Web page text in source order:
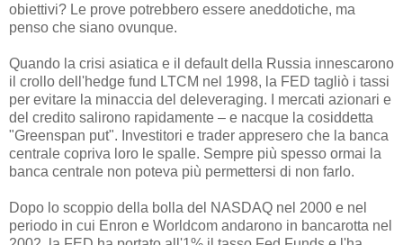
obiettivi? Le prove potrebbero essere aneddotiche, ma
penso che siano ovunque.
Quando la crisi asiatica e il default della Russia innescarono
il crollo dell'hedge fund LTCM nel 1998, la FED tagliò i tassi
per evitare la minaccia del deleveraging. I mercati azionari e
del credito salirono rapidamente – e nacque la cosiddetta
"Greenspan put". Investitori e trader appresero che la banca
centrale copriva loro le spalle. Sempre più spesso ormai la
banca centrale non poteva più permettersi di non farlo.
Dopo lo scoppio della bolla del NASDAQ nel 2000 e nel
periodo in cui Enron e Worldcom andarono in bancarotta nel